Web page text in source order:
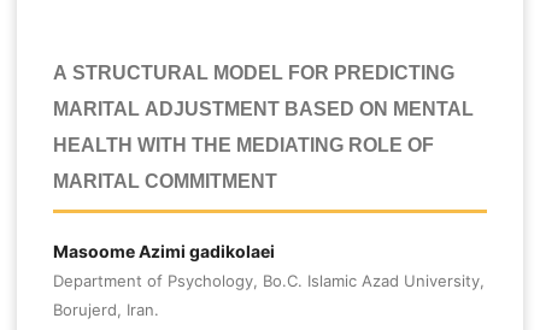
A STRUCTURAL MODEL FOR PREDICTING
MARITAL ADJUSTMENT BASED ON MENTAL
HEALTH WITH THE MEDIATING ROLE OF
MARITAL COMMITMENT
Masoome Azimi gadikolaei
Department of Psychology, Bo.C. Islamic Azad University,
Borujerd, Iran.